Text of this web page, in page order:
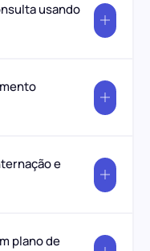
usando
e
plano de